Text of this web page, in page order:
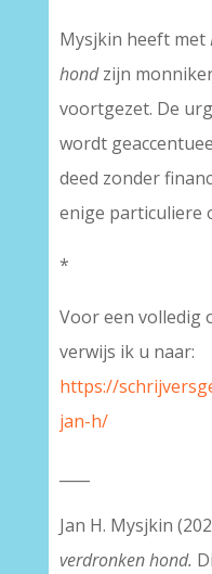
Mysjkin heeft met
hondzijn
voortgezet. De
wordt
deed zonder
enige particuliere
*
Voor een volledig
verwijs ik u naar:
https://
jan-h/
Jan H. Mysjkin
verdronken hond.